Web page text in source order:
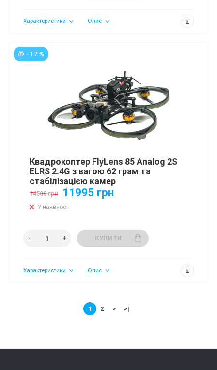
Характеристики Опис
🎁 - 17 %
Квадрокоптер FlyLens 85 Analog 2S
ELRS 2.4G з вагою 62 грам та
стабілізацією камер
14500 грн 11995 грн
У наявності
КУПИТИ
Характеристики Опис
1 2 > >|